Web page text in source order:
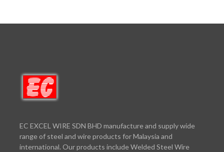
EC EXCEL WIRE SDN BHD manufacture and supply wide
range of steel and wire products for Malaysia and
international. Our products include Welded Steel Wire